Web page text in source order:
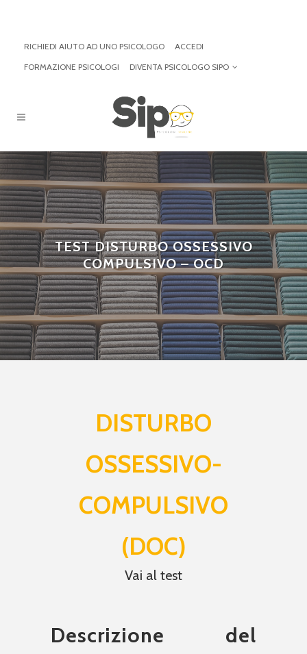
RICHIEDI AIUTO AD UNO PSICOLOGO
ACCEDI
FORMAZIONE PSICOLOGI
DIVENTA PSICOLOGO SIPO
TEST DISTURBO OSSESSIVO
COMPULSIVO – OCD
DISTURBO
OSSESSIVO-
COMPULSIVO
(DOC)
Vai al test
Descrizione del